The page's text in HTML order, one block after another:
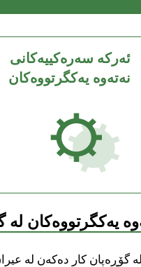
ئەرکە سەرەکییەکانی
نەتەوە یەکگرتووەکان
یەکگرتووەکان لە
گۆڕه‌پان كار ده‌كه‌ن له‌